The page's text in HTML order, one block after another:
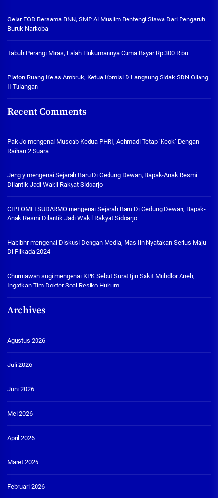
Gelar FGD Bersama BNN, SMP Al Muslim Bentengi Siswa Dari Pengaruh
Buruk Narkoba
Tabuh Perangi Miras, Ealah Hukumannya Cuma Bayar Rp 300 Ribu
Plafon Ruang Kelas Ambruk, Ketua Komisi D Langsung Sidak SDN Gilang
II Tulangan
Recent Comments
Pak Jo mengenai Muscab Kedua PHRI, Achmadi Tetap ‘Keok’ Dengan
Raihan 2 Suara
Jeng y mengenai Sejarah Baru Di Gedung Dewan, Bapak-Anak Resmi
Dilantik Jadi Wakil Rakyat Sidoarjo
CIPTOMEI SUDARMO mengenai Sejarah Baru Di Gedung Dewan, Bapak-
Anak Resmi Dilantik Jadi Wakil Rakyat Sidoarjo
Habibhrmengenai Diskusi Dengan Media, Mas Iin Nyatakan Serius Maju
Di Pilkada 2024
Churniawan sugi mengenai KPK Sebut Surat Ijin Sakit Muhdlor Aneh,
Ingatkan Tim Dokter Soal Resiko Hukum
Archives
Agustus 2026
Juli 2026
Juni 2026
Mei 2026
April 2026
Maret 2026
Februari 2026